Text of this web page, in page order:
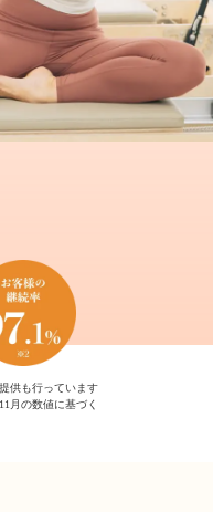
供も行っています
月の数値に基づく